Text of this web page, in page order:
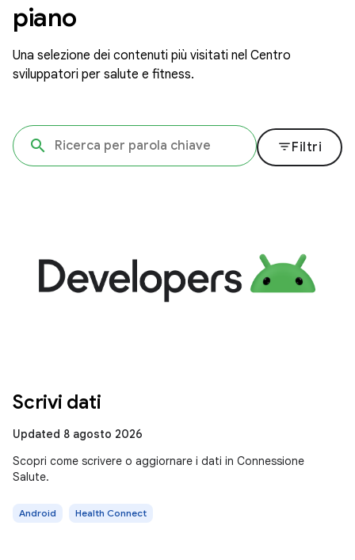
piano
Una selezione dei contenuti più visitati nel Centro
sviluppatori per salute e fitness.
filter_listFiltri
Scrivi dati
Updated 8 agosto 2026
Scopri come scrivere o aggiornare i dati in Connessione
Salute.
Android Health Connect